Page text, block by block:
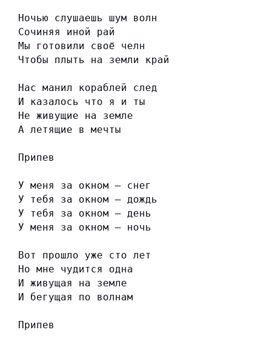
Ночью слушаешь шум волн
Сочиняя иной рай
Мы готовили своё челн
Чтобы плыть на земли край
Нас манил кораблей след
И казалось что я и ты
Не живущие на земле
А летящие в мечты
Припев
У меня за окном — снег
У тебя за окном — дождь
У тебя за окном — день
У меня за окном — ночь
Вот прошло уже сто лет
Но мне чудится одна
И живущая на земле
И бегущая по волнам
Припев